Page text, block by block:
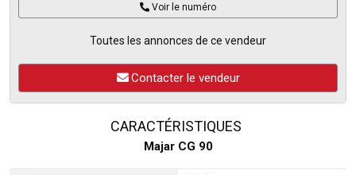
Voir le numéro
Toutes les annonces de ce vendeur
Contacter le vendeur
CARACTÉRISTIQUES
Majar CG 90